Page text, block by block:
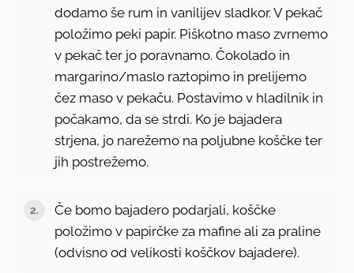
dodamo še rum in vanilijev sladkor. V pekač
položimo peki papir. Piškotno maso zvrnemo
v pekač ter jo poravnamo. Čokolado in
margarino/maslo raztopimo in prelijemo
čez maso v pekaču. Postavimo v hladilnik in
počakamo, da se strdi. Ko je bajadera
strjena, jo narežemo na poljubne koščke ter
jih postrežemo.
Če bomo bajadero podarjali, koščke
položimo v papirčke za mafine ali za praline
(odvisno od velikosti koščkov bajadere).